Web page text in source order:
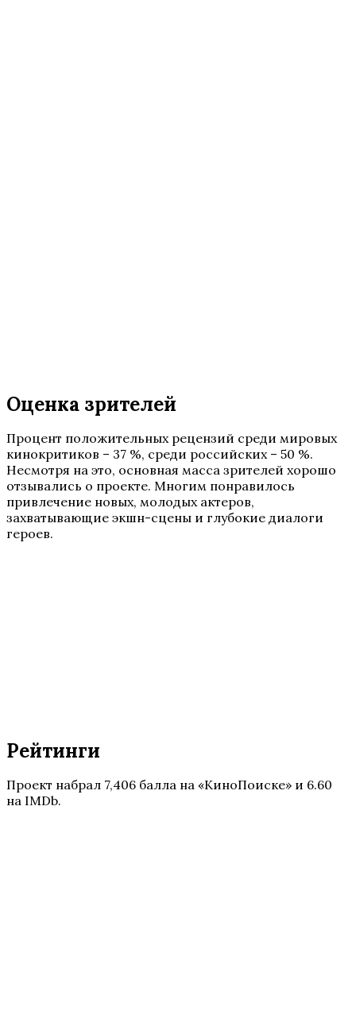
Оценка зрителей
Процент положительных рецензий среди мировых
кинокритиков – 37 %, среди российских – 50 %.
Несмотря на это, основная масса зрителей хорошо
отзывались о проекте. Многим понравилось
привлечение новых, молодых актеров,
захватывающие экшн-сцены и глубокие диалоги
героев.
Рейтинги
Проект набрал 7,406 балла на «КиноПоиске» и 6.60
на IMDb.